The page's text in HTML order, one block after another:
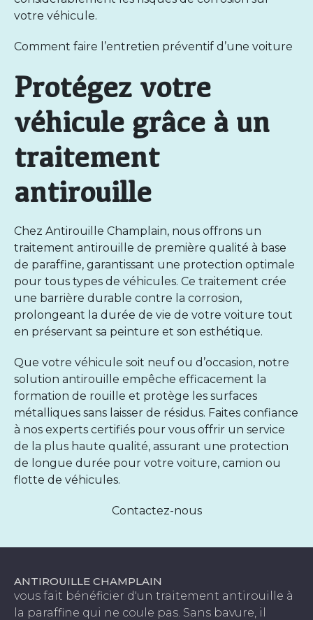
votre véhicule.
Comment faire l’entretien préventif d’une voiture
Protégez votre
véhicule grâce à un
traitement
antirouille
Chez Antirouille Champlain, nous offrons un
traitement antirouille de première qualité à base
de paraffine, garantissant une protection optimale
pour tous types de véhicules. Ce traitement crée
une barrière durable contre la corrosion,
prolongeant la durée de vie de votre voiture tout
en préservant sa peinture et son esthétique.
Que votre véhicule soit neuf ou d’occasion, notre
solution antirouille empêche efficacement la
formation de rouille et protège les surfaces
métalliques sans laisser de résidus. Faites confiance
à nos experts certifiés pour vous offrir un service
de la plus haute qualité, assurant une protection
de longue durée pour votre voiture, camion ou
flotte de véhicules.
Contactez-nous
ANTIROUILLE CHAMPLAIN
vous fait bénéficier d'un traitement antirouille à
la paraffine qui ne coule pas. Sans bavure, il